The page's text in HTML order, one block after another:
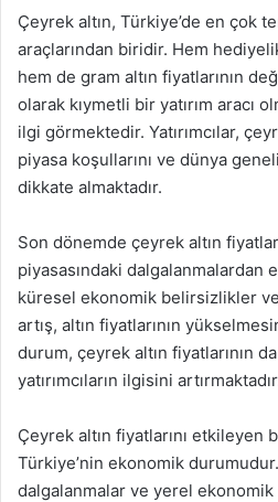
Çeyrek altın, Türkiye’de en çok
araçlarından biridir. Hem
hem de gram altın fiyatlarının
olarak kıymetli bir yatırım aracı
ilgi görmektedir. Yatırımcılar,
piyasa koşullarını ve dünya
dikkate almaktadır.
Son dönemde çeyrek altın
piyasasındaki dalgalanmalardan
küresel ekonomik belirsizlikler
artış, altın fiyatlarının
durum, çeyrek altın fiyatlarının
yatırımcıların ilgisini
Çeyrek altın fiyatlarını etkileyen
Türkiye’nin ekonomik
dalgalanmalar ve yerel ekonomik